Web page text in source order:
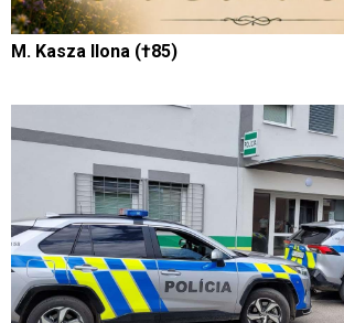
M. Kasza Ilona (†85)